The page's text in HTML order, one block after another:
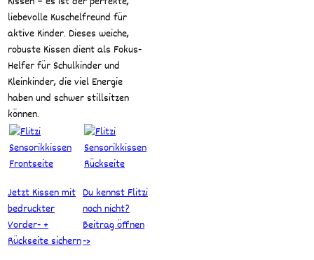
liebevolle Kuschelfreund für
aktive Kinder. Dieses weiche,
robuste Kissen dient als Fokus-
Helfer für Schulkinder und
Kleinkinder, die viel Energie
haben und schwer stillsitzen
können.
Jetzt Kissen mit
bedruckter
Vorder- +
Rückseite sichern
Du kennst Flitzi
noch nicht?
Beitrag öffnen
->